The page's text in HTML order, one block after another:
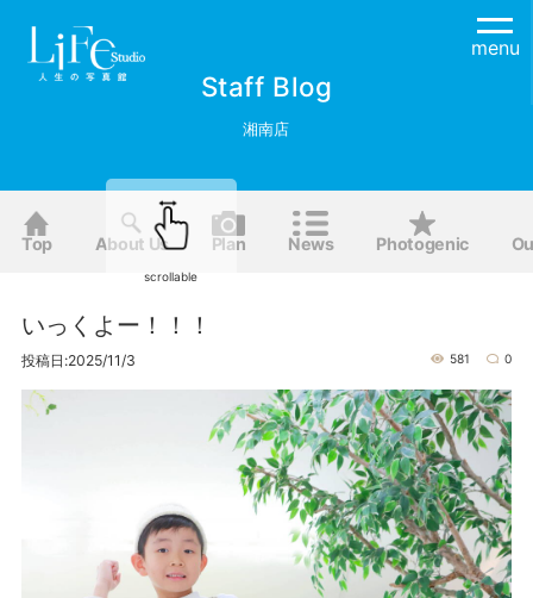
menu
Staff Blog
湘南店
Top About Us Plan News Photogenic
いっくよー！！！
投稿日:2025/11/3 581 0